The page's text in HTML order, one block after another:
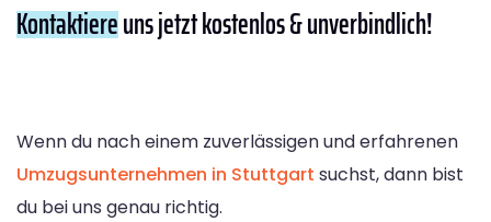
Kontaktiereuns jetzt kostenlos & unverbindlich!
Wenn du nach einem zuverlässigen und erfahrenen
Umzugsunternehmen in Stuttgart suchst, dann bist
du bei uns genau richtig.